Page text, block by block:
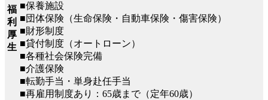
福
利
厚
生
■保養施設
■団体保険（生命保険・自動車保険・傷害保険）
■財形制度
■貸付制度（オートローン）
■各種社会保険完備
■介護保険
■転勤手当・単身赴任手当
■再雇用制度あり：65歳まで（定年60歳）